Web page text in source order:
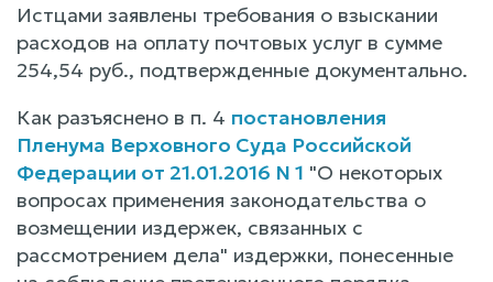
Истцами заявлены требования о взыскании
расходов на оплату почтовых услуг в сумме
254,54 руб., подтвержденные документально.
Как разъяснено в п. 4 постановления
Пленума Верховного Суда Российской
Федерации от 21.01.2016 N 1 "О некоторых
вопросах применения законодательства о
возмещении издержек, связанных с
рассмотрением дела" издержки, понесенные